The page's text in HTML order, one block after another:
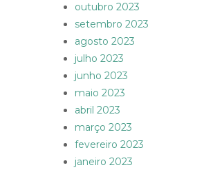
outubro 2023
setembro 2023
agosto 2023
julho 2023
junho 2023
maio 2023
abril 2023
março 2023
fevereiro 2023
janeiro 2023